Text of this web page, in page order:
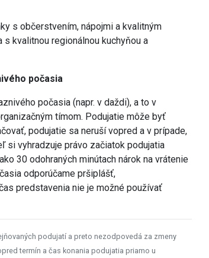
s občerstvením, nápojmi a kvalitným
kvalitnou regionálnou kuchyňou a
počasia
počasia (napr. v daždi), a to v
tímom. Podujatie môže byť
podujatie sa neruší vopred a v prípade,
si vyhradzuje právo začiatok podujatia
30 odohraných minútach nárok na vrátenie
odporúčame pršiplášť,
predstavenia nie je možné používať
podujatí a preto nezodpovedá za zmeny
termín a čas konania podujatia priamo u